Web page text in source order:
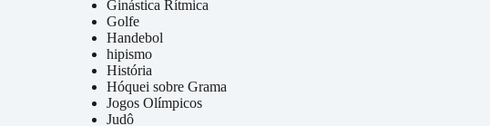
Ginástica Rítmica
Golfe
Handebol
hipismo
História
Hóquei sobre Grama
Jogos Olímpicos
Judô